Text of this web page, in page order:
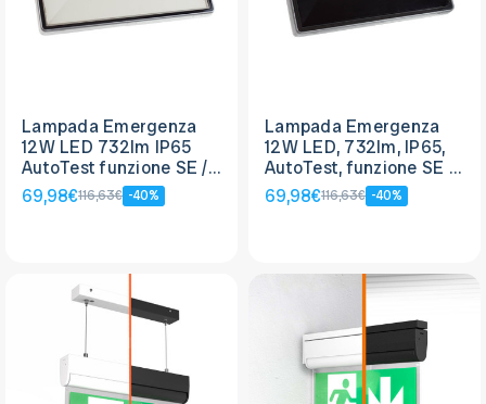
Lampada Emergenza
12W LED 732lm IP65
AutoTest funzione SE /
SA, Bianca
69,98€116,63€ -40%
Lampada Emergenza
12W LED, 732lm, IP65,
AutoTest, funzione SE /
SA
69,98€116,63€ -40%